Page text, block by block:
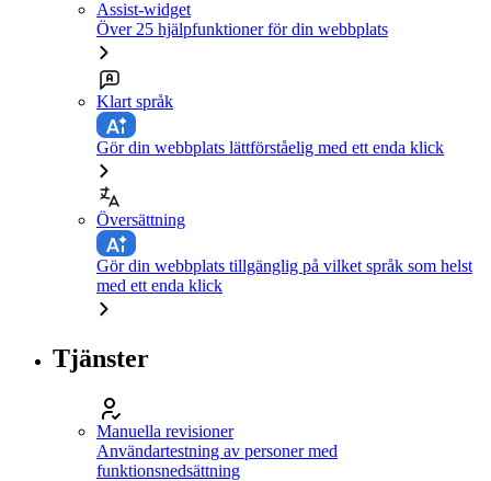
Assist-widget
Över 25 hjälpfunktioner för din webbplats
Klart språk
Gör din webbplats lättförståelig med ett enda klick
Översättning
Gör din webbplats tillgänglig på vilket språk som helst
med ett enda klick
Tjänster
Manuella revisioner
Användartestning av personer med
funktionsnedsättning